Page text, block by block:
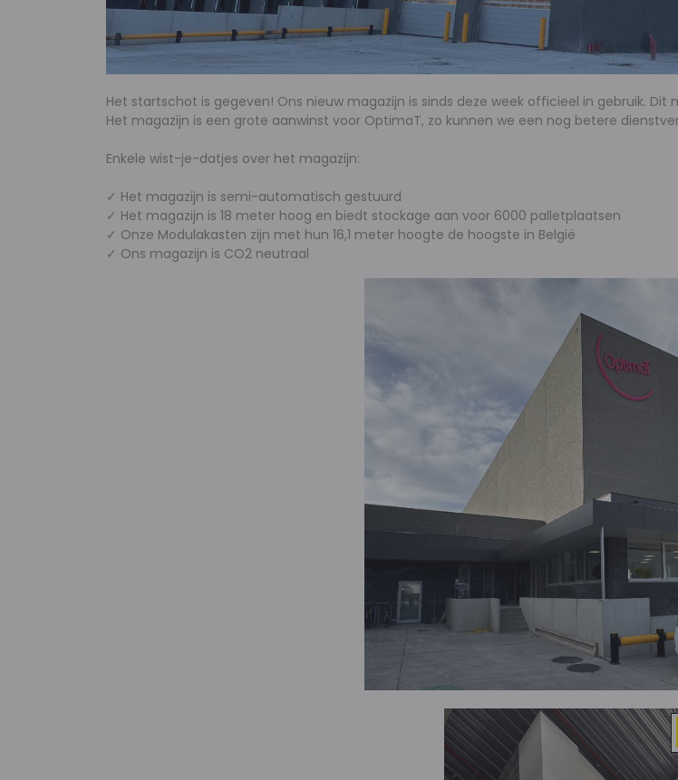
Het startschot is gegeven! Ons nieuw magazijn is sinds deze week officieel in gebruik.
Het magazijn is een grote aanwinst voor OptimaT, zo kunnen we een nog betere
Enkele wist-je-datjes over het magazijn:
✓ Het magazijn is semi-automatisch gestuurd
✓ Het magazijn is 18 meter hoog en biedt stockage aan voor 6000 palletplaatsen
✓ Onze Modulakasten zijn met hun 16,1 meter hoogte de hoogste in België
✓ Ons magazijn is CO2 neutraal